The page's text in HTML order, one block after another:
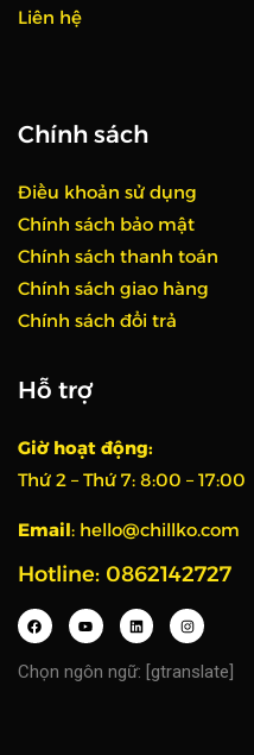
Liên hệ
Chính sách
Điều khoản sử dụng
Chính sách bảo mật
Chính sách thanh toán
Chính sách giao hàng
Chính sách đổi trả
Hỗ trợ
Giờ hoạt động:
Thứ 2 – Thứ 7: 8:00 – 17:00
Email: hello@chillko.com
Hotline: 0862142727
Chọn ngôn ngữ: [gtranslate]